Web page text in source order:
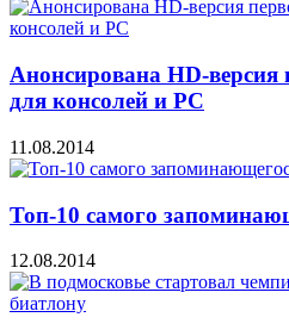
Анонсирована HD-версия
для консолей и PC
11.08.2014
Топ-10 самого
12.08.2014